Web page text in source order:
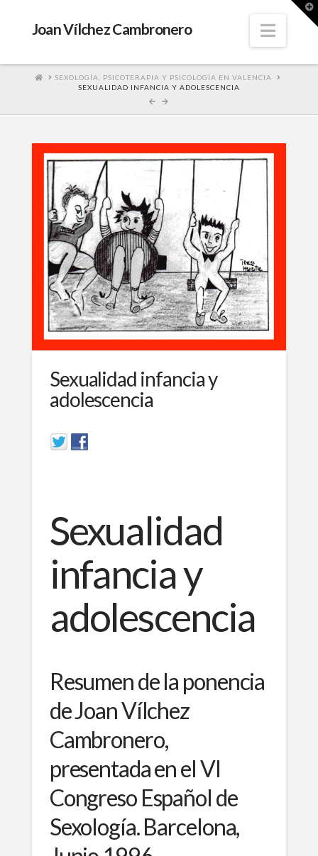
Joan Vílchez Cambronero
HOMESEXOLOGÍA, PSICOTERAPIA Y PSICOLOGÍA EN VALENCIA
SEXUALIDAD INFANCIA Y ADOLESCENCIA
Sexualidad infancia y
adolescencia
Sexualidad
infancia y
adolescencia
Resumen de la ponencia
de Joan Vílchez
Cambronero,
presentada en el VI
Congreso Español de
Sexología. Barcelona,